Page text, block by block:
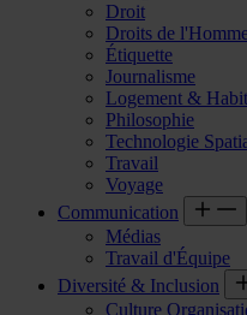
Droit
Droits de
Étiquette
Journalisme
Logement &
Philosophie
Technologie
Travail
Voyage
Communication
Médias
Travail d'Équipe
Diversité & Inclusion
Culture